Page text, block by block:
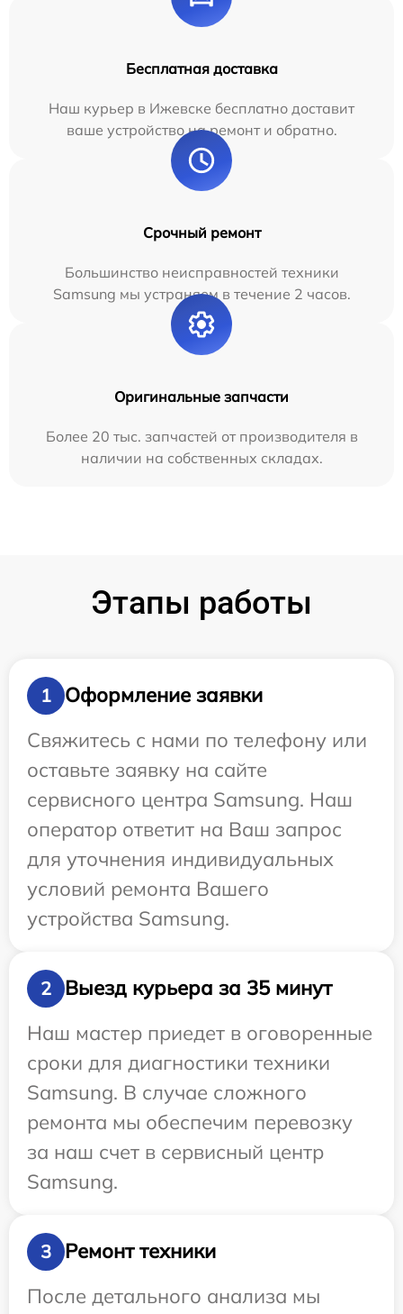
Бесплатная доставка
Наш курьер в Ижевске бесплатно доставит
ваше устройство на ремонт и обратно.
Срочный ремонт
Большинство неисправностей техники
Samsung мы устраняем в течение 2 часов.
Оригинальные запчасти
Более 20 тыс. запчастей от производителя в
наличии на собственных складах.
Этапы работы
1
Оформление заявки
Свяжитесь с нами по телефону или
оставьте заявку на сайте
сервисного центра Samsung. Наш
оператор ответит на Ваш запрос
для уточнения индивидуальных
условий ремонта Вашего
устройства Samsung.
2
Выезд курьера за 35 минут
Наш мастер приедет в оговоренные
сроки для диагностики техники
Samsung. В случае сложного
ремонта мы обеспечим перевозку
за наш счет в сервисный центр
Samsung.
3
Ремонт техники
После детального анализа мы